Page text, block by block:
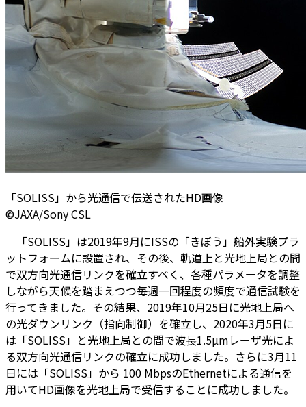
「SOLISS」から光通信で伝送されたHD画像
©JAXA/Sony CSL
「SOLISS」は2019年9月にISSの「きぼう」船外実験プラ
ットフォームに設置され、その後、軌道上と光地上局との間
で双方向光通信リンクを確立すべく、各種パラメータを調整
しながら天候を踏まえつつ毎週一回程度の頻度で通信試験を
行ってきました。その結果、2019年10月25日に光地上局へ
の光ダウンリンク（指向制御）を確立し、2020年3月5日に
は「SOLISS」と光地上局との間で波長1.5µmレーザ光によ
る双方向光通信リンクの確立に成功しました。さらに3月11
日には「SOLISS」から 100 MbpsのEthernetによる通信を
用いてHD画像を光地上局で受信することに成功しました。